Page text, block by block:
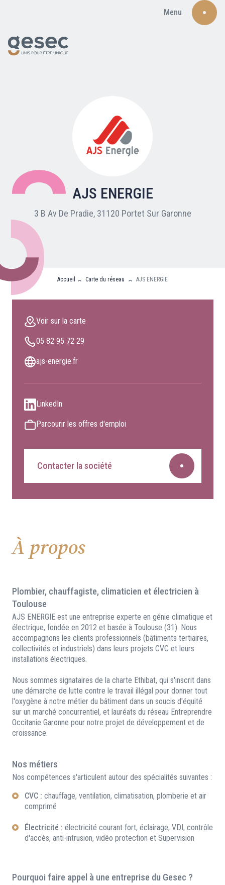
Menu
Nos adhérents
Carte du réseau
Nos partenaires
Clients professionnels
AJS ENERGIE
3 B Av De Pradie, 31120 Portet Sur Garonne
Accueil Carte du réseau AJS ENERGIE
Voir sur la carte
05 82 95 72 29
ajs-energie.fr
LinkedIn
Parcourir les offres d'emploi
Contacter la société
À propos
Plombier, chauffagiste, climaticien et électricien à
Toulouse
AJS ENERGIE est une entreprise experte en génie climatique et
électrique, fondée en 2012 et basée à Toulouse (31). Nous
accompagnons les clients professionnels (bâtiments tertiaires,
collectivités et industriels) dans leurs projets CVC et leurs
installations électriques.
Nous sommes signataires de la charte Ethibat, qui s'inscrit dans
une démarche de lutte contre le travail illégal pour donner tout
l'oxygène à notre métier du bâtiment dans un soucis d'équité
sur un marché concurrentiel, et lauréats du réseau Entreprendre
Occitanie Garonne pour notre projet de développement et de
croissance.
Nos métiers
Nos compétences s'articulent autour des spécialités suivantes :
CVC : chauffage, ventilation, climatisation, plomberie et air
comprimé
Électricité : électricité courant fort, éclairage, VDI, contrôle
d'accès, anti-intrusion, vidéo protection et Supervision
Pourquoi faire appel à une entreprise du Gesec ?